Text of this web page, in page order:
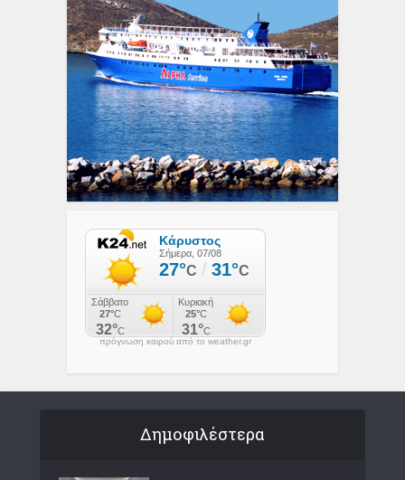
πρόγνωση καιρού από το weather.gr
Δημοφιλέστερα